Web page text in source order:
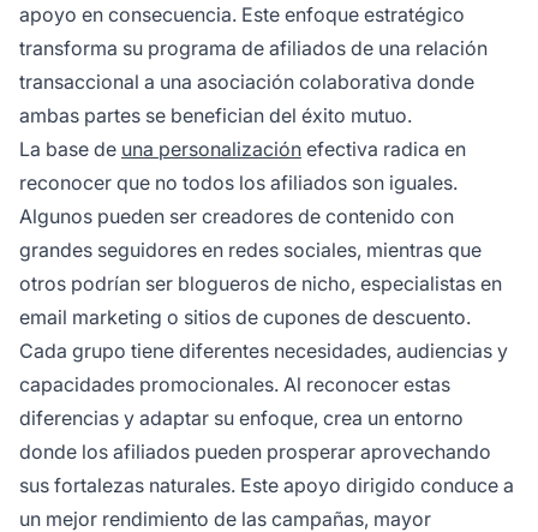
apoyo en consecuencia. Este enfoque estratégico
transforma su programa de afiliados de una relación
transaccional a una asociación colaborativa donde
ambas partes se benefician del éxito mutuo.
La base de una personalización efectiva radica en
reconocer que no todos los afiliados son iguales.
Algunos pueden ser creadores de contenido con
grandes seguidores en redes sociales, mientras que
otros podrían ser blogueros de nicho, especialistas en
email marketing o sitios de cupones de descuento.
Cada grupo tiene diferentes necesidades, audiencias y
capacidades promocionales. Al reconocer estas
diferencias y adaptar su enfoque, crea un entorno
donde los afiliados pueden prosperar aprovechando
sus fortalezas naturales. Este apoyo dirigido conduce a
un mejor rendimiento de las campañas, mayor